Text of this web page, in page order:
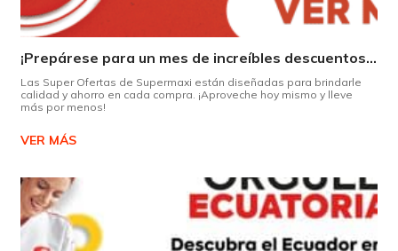
¡Prepárese para un mes de increíbles descuentos en Supermaxi!
Las Super Ofertas de Supermaxi están diseñadas para brindarle
calidad y ahorro en cada compra. ¡Aproveche hoy mismo y lleve
más por menos!
VER MÁS